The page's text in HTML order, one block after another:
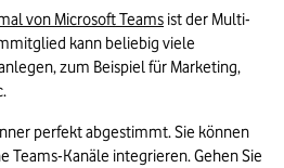
von Microsoft Teams ist der Multi-
kann beliebig viele
zum Beispiel für Marketing,
perfekt abgestimmt. Sie können
Teams-Kanäle integrieren. Gehen Sie